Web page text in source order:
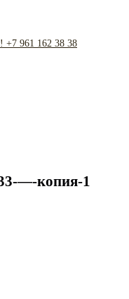
+7 961 162 38 38
—-копия-1